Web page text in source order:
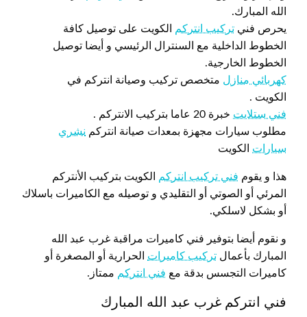
الله المبارك.
يحرص فني تركيب انتركم
الكويت على توصيل كافة
الخطوط الداخلية مع السنترال الرئيسي و أيضا توصيل
الخطوط الخارجية.
كهربائي منازل متخصص تركيب وصيانة انتركم في
الكويت .
فني ستلايت خبرة 20 عاما بتركيب الانتركم .
مطلوب سيارات مجهزة بمعدات صيانة انتركم نشري
سيارات الكويت
هذا و يقوم فني تركيب انتركم
الكويت بتركيب الأنتركم
المرئي أو الصوتي أو التقليدي و توصيله مع الكاميرات باسلاك
أو بشكل لاسلكي.
و نقوم أيضا بتوفير فني كاميرات مراقبة غرب عبد الله
المبارك بأعمال تركيب كاميرات الحرارية أو المصغرة أو
كاميرات التجسس بدقة مع فني انتركم ممتاز.
فني انتركم غرب عبد الله المبارك